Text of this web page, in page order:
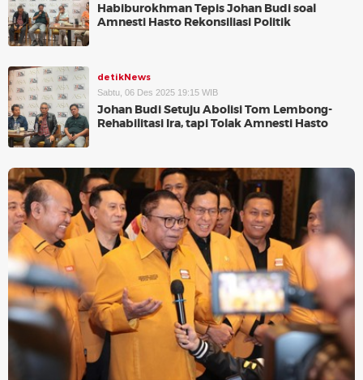
Habiburokhman Tepis Johan Budi soal
Amnesti Hasto Rekonsiliasi Politik
detikNews
Sabtu, 06 Des 2025 19:15 WIB
Johan Budi Setuju Abolisi Tom Lembong-
Rehabilitasi Ira, tapi Tolak Amnesti Hasto